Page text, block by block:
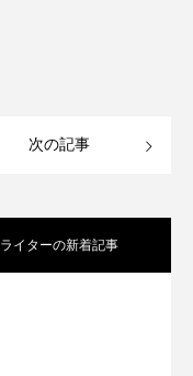
次の記事
ライターの新着記事